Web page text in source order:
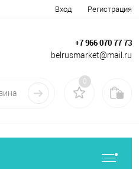
Вход Регистрация
+7 966 070 77 73
belrusmarket@mail.ru
0